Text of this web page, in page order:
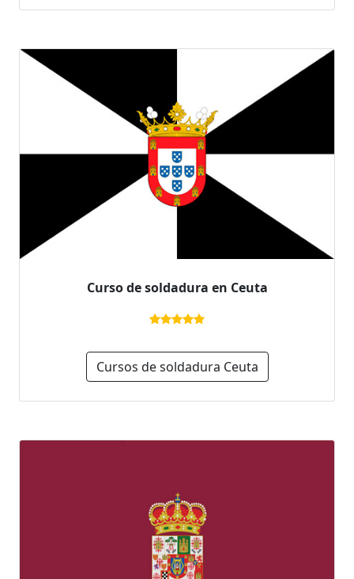
Curso de soldadura en Ceuta
Cursos de soldadura Ceuta